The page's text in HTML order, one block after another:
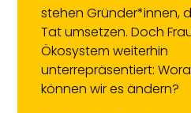
stehen Gründer*innen,
Tat umsetzen. Doch
Ökosystem weiterhin
unterrepräsentiert:
können wir es ändern?